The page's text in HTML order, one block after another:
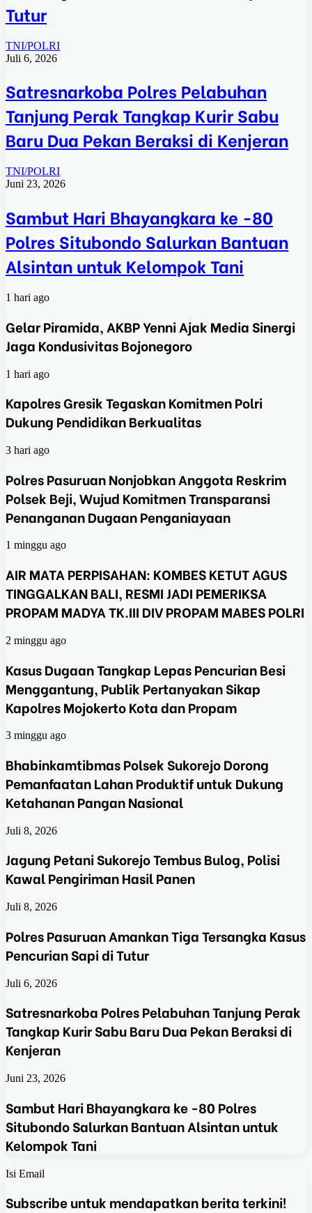
Tutur
TNI/POLRI
Juli 6, 2026
Satresnarkoba Polres Pelabuhan
Tanjung Perak Tangkap Kurir Sabu
Baru Dua Pekan Beraksi di Kenjeran
TNI/POLRI
Juni 23, 2026
Sambut Hari Bhayangkara ke -80
Polres Situbondo Salurkan Bantuan
Alsintan untuk Kelompok Tani
1 hari ago
Gelar Piramida, AKBP Yenni Ajak Media Sinergi
Jaga Kondusivitas Bojonegoro
1 hari ago
Kapolres Gresik Tegaskan Komitmen Polri
Dukung Pendidikan Berkualitas
3 hari ago
Polres Pasuruan Nonjobkan Anggota Reskrim
Polsek Beji, Wujud Komitmen Transparansi
Penanganan Dugaan Penganiayaan
1 minggu ago
AIR MATA PERPISAHAN: KOMBES KETUT AGUS
TINGGALKAN BALI, RESMI JADI PEMERIKSA
PROPAM MADYA TK.III DIV PROPAM MABES POLRI
2 minggu ago
Kasus Dugaan Tangkap Lepas Pencurian Besi
Menggantung, Publik Pertanyakan Sikap
Kapolres Mojokerto Kota dan Propam
3 minggu ago
Bhabinkamtibmas Polsek Sukorejo Dorong
Pemanfaatan Lahan Produktif untuk Dukung
Ketahanan Pangan Nasional
Juli 8, 2026
Jagung Petani Sukorejo Tembus Bulog, Polisi
Kawal Pengiriman Hasil Panen
Juli 8, 2026
Polres Pasuruan Amankan Tiga Tersangka Kasus
Pencurian Sapi di Tutur
Juli 6, 2026
Satresnarkoba Polres Pelabuhan Tanjung Perak
Tangkap Kurir Sabu Baru Dua Pekan Beraksi di
Kenjeran
Juni 23, 2026
Sambut Hari Bhayangkara ke -80 Polres
Situbondo Salurkan Bantuan Alsintan untuk
Kelompok Tani
Isi Email
Subscribe untuk mendapatkan berita terkini!